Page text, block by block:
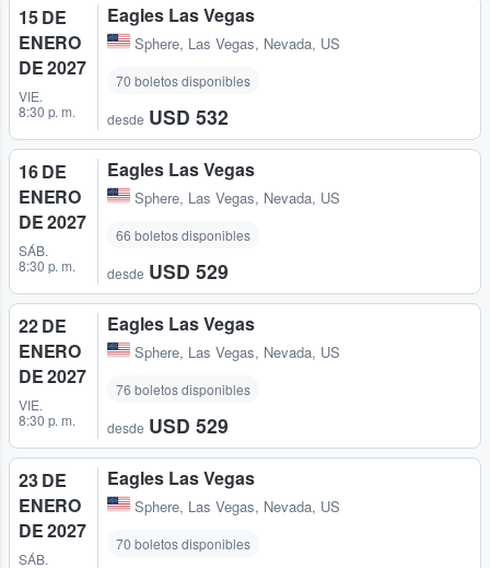
15 DE
ENERO
DE 2027
VIE.
8:30 p. m.
Eagles Las Vegas
Sphere, Las Vegas, Nevada, US
70 boletos disponibles
desde USD 532
16 DE
ENERO
DE 2027
SÁB.
8:30 p. m.
Eagles Las Vegas
Sphere, Las Vegas, Nevada, US
66 boletos disponibles
desde USD 529
22 DE
ENERO
DE 2027
VIE.
8:30 p. m.
Eagles Las Vegas
Sphere, Las Vegas, Nevada, US
76 boletos disponibles
desde USD 529
23 DE
ENERO
DE 2027
SÁB.
Eagles Las Vegas
Sphere, Las Vegas, Nevada, US
70 boletos disponibles